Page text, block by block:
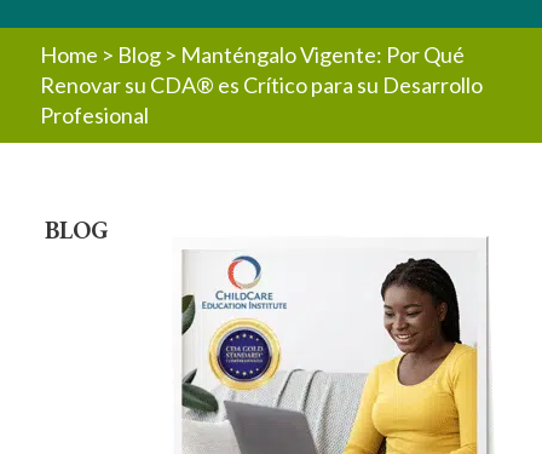
Home > Blog > Manténgalo Vigente: Por Qué
Renovar su CDA® es Crítico para su Desarrollo
Profesional
BLOG